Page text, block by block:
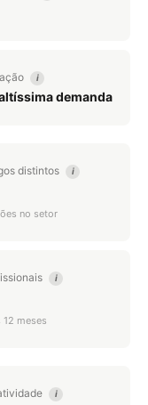
i
demanda
distintos i
no setor
i
meses
i